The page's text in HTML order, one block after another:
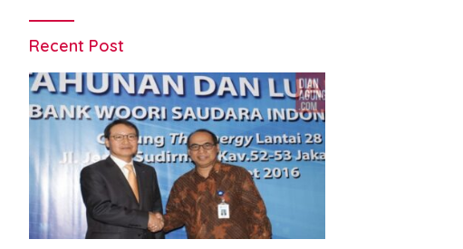
Recent Post